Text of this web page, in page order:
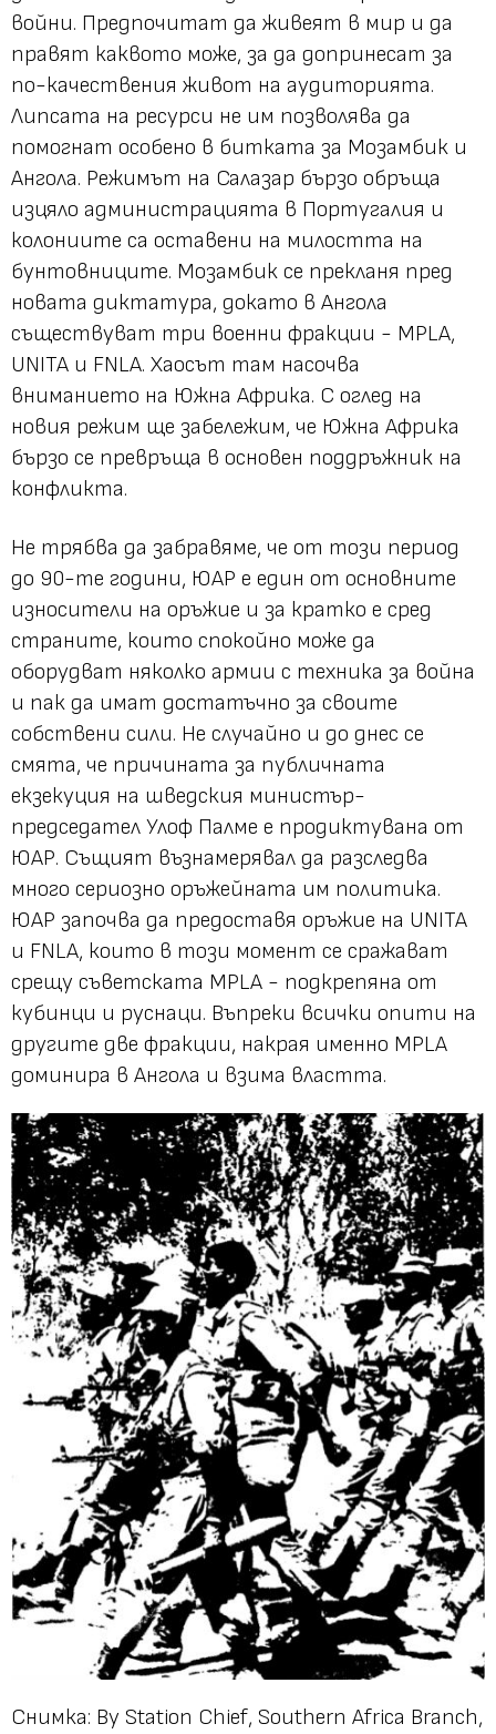
войни. Предпочитат да живеят в мир и да
правят каквото може, за да допринесат за
по-качествения живот на аудиторията.
Липсата на ресурси не им позволява да
помогнат особено в битката за Мозамбик и
Ангола. Режимът на Салазар бързо обръща
изцяло администрацията в Португалия и
колониите са оставени на милостта на
бунтовниците. Мозамбик се прекланя пред
новата диктатура, докато в Ангола
съществуват три военни фракции - MPLA,
UNITA и FNLA. Хаосът там насочва
вниманието на Южна Африка. С оглед на
новия режим ще забележим, че Южна Африка
бързо се превръща в основен поддръжник на
конфликта.
Не трябва да забравяме, че от този период
до 90-те години, ЮАР е един от основните
износители на оръжие и за кратко е сред
страните, които спокойно може да
оборудват няколко армии с техника за война
и пак да имат достатъчно за своите
собствени сили. Не случайно и до днес се
смята, че причината за публичната
екзекуция на шведския министър-
председател Улоф Палме е продиктувана от
ЮАР. Същият възнамерявал да разследва
много сериозно оръжейната им политика.
ЮАР започва да предоставя оръжие на UNITA
и FNLA, които в този момент се сражават
срещу съветската MPLA - подкрепяна от
кубинци и руснаци. Въпреки всички опити на
другите две фракции, накрая именно MPLA
доминира в Ангола и взима властта.
Снимка: By Station Chief, Southern Africa Branch,